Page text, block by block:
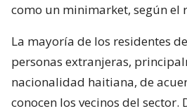
como un minimarket, según el
La mayoría de los residentes
personas extranjeras,
nacionalidad haitiana, de
conocen los vecinos del sector.